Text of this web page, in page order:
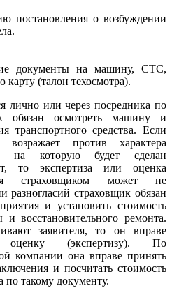
постановления о возбуждении
документы на машину, СТС,
(талон техосмотра).
лично или через посредника по
обязан осмотреть машину и
транспортного средства. Если
против характера
на которую будет сделан
то экспертиза или оценка
страховщиком может не
разногласий страховщик обязан
и установить стоимость
восстановительного ремонта.
заявителя, то он вправе
оценку (экспертизу). По
компании она вправе принять
и посчитать стоимость
по такому документу.